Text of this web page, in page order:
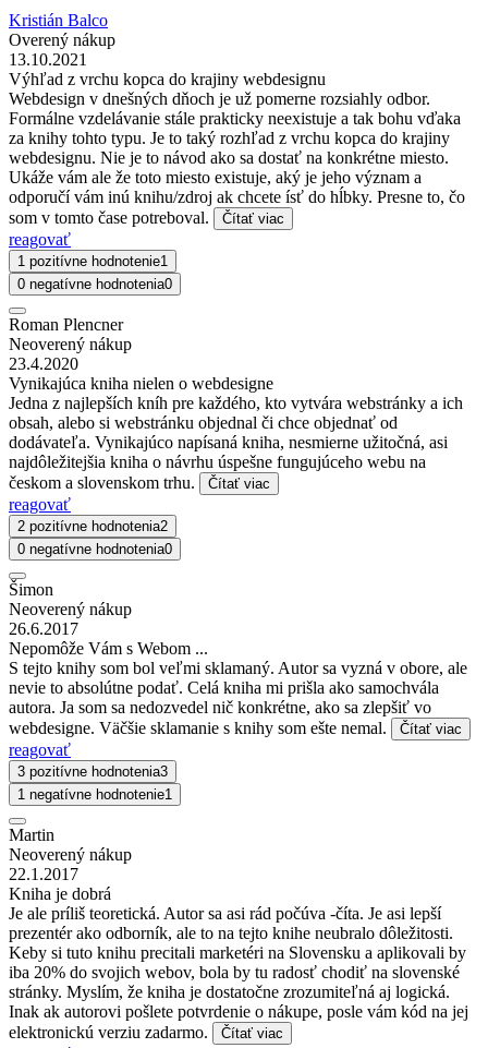
Kristián Balco
Overený nákup
13.10.2021
Výhľad z vrchu kopca do krajiny webdesignu
Webdesign v dnešných dňoch je už pomerne rozsiahly odbor.
Formálne vzdelávanie stále prakticky neexistuje a tak bohu vďaka
za knihy tohto typu. Je to taký rozhľad z vrchu kopca do krajiny
webdesignu. Nie je to návod ako sa dostať na konkrétne miesto.
Ukáže vám ale že toto miesto existuje, aký je jeho význam a
odporučí vám inú knihu/zdroj ak chcete ísť do hĺbky. Presne to, čo
som v tomto čase potreboval.
Čítať viac
reagovať
1 pozitívne hodnotenie1
0 negatívne hodnotenia0
Roman Plencner
Neoverený nákup
23.4.2020
Vynikajúca kniha nielen o webdesigne
Jedna z najlepších kníh pre každého, kto vytvára webstránky a ich
obsah, alebo si webstránku objednal či chce objednať od
dodávateľa. Vynikajúco napísaná kniha, nesmierne užitočná, asi
najdôležitejšia kniha o návrhu úspešne fungujúceho webu na
českom a slovenskom trhu.
Čítať viac
reagovať
2 pozitívne hodnotenia2
0 negatívne hodnotenia0
Šimon
Neoverený nákup
26.6.2017
Nepomôže Vám s Webom ...
S tejto knihy som bol veľmi sklamaný. Autor sa vyzná v obore, ale
nevie to absolútne podať. Celá kniha mi prišla ako samochvála
autora. Ja som sa nedozvedel nič konkrétne, ako sa zlepšiť vo
webdesigne. Väčšie sklamanie s knihy som ešte nemal.
Čítať viac
reagovať
3 pozitívne hodnotenia3
1 negatívne hodnotenie1
Martin
Neoverený nákup
22.1.2017
Kniha je dobrá
Je ale príliš teoretická. Autor sa asi rád počúva -číta. Je asi lepší
prezentér ako odborník, ale to na tejto knihe neubralo dôležitosti.
Keby si tuto knihu precitali marketéri na Slovensku a aplikovali by
iba 20% do svojich webov, bola by tu radosť chodiť na slovenské
stránky. Myslím, že kniha je dostatočne zrozumiteľná aj logická.
Inak ak autorovi pošlete potvrdenie o nákupe, posle vám kód na jej
elektronickú verziu zadarmo.
Čítať viac